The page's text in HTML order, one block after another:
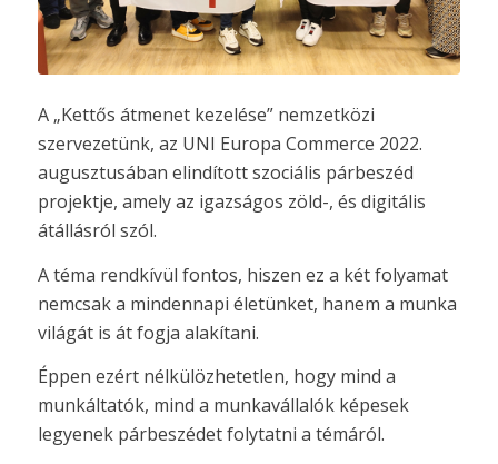
A „Kettős átmenet kezelése” nemzetközi
szervezetünk, az UNI Europa Commerce 2022.
augusztusában elindított szociális párbeszéd
projektje, amely az igazságos zöld-, és digitális
átállásról szól.
A téma rendkívül fontos, hiszen ez a két folyamat
nemcsak a mindennapi életünket, hanem a munka
világát is át fogja alakítani.
Éppen ezért nélkülözhetetlen, hogy mind a
munkáltatók, mind a munkavállalók képesek
legyenek párbeszédet folytatni a témáról.